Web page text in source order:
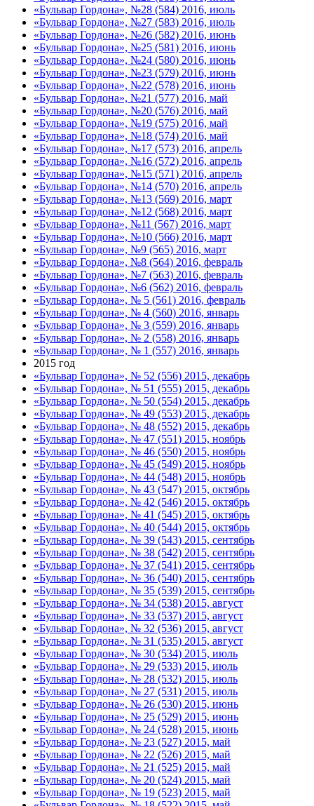
«Бульвар Гордона», №28 (584) 2016, июль
«Бульвар Гордона», №27 (583) 2016, июль
«Бульвар Гордона», №26 (582) 2016, июнь
«Бульвар Гордона», №25 (581) 2016, июнь
«Бульвар Гордона», №24 (580) 2016, июнь
«Бульвар Гордона», №23 (579) 2016, июнь
«Бульвар Гордона», №22 (578) 2016, июнь
«Бульвар Гордона», №21 (577) 2016, май
«Бульвар Гордона», №20 (576) 2016, май
«Бульвар Гордона», №19 (575) 2016, май
«Бульвар Гордона», №18 (574) 2016, май
«Бульвар Гордона», №17 (573) 2016, апрель
«Бульвар Гордона», №16 (572) 2016, апрель
«Бульвар Гордона», №15 (571) 2016, апрель
«Бульвар Гордона», №14 (570) 2016, апрель
«Бульвар Гордона», №13 (569) 2016, март
«Бульвар Гордона», №12 (568) 2016, март
«Бульвар Гордона», №11 (567) 2016, март
«Бульвар Гордона», №10 (566) 2016, март
«Бульвар Гордона», №9 (565) 2016, март
«Бульвар Гордона», №8 (564) 2016, февраль
«Бульвар Гордона», №7 (563) 2016, февраль
«Бульвар Гордона», №6 (562) 2016, февраль
«Бульвар Гордона», № 5 (561) 2016, февраль
«Бульвар Гордона», № 4 (560) 2016, январь
«Бульвар Гордона», № 3 (559) 2016, январь
«Бульвар Гордона», № 2 (558) 2016, январь
«Бульвар Гордона», № 1 (557) 2016, январь
2015 год
«Бульвар Гордона», № 52 (556) 2015, декабрь
«Бульвар Гордона», № 51 (555) 2015, декабрь
«Бульвар Гордона», № 50 (554) 2015, декабрь
«Бульвар Гордона», № 49 (553) 2015, декабрь
«Бульвар Гордона», № 48 (552) 2015, декабрь
«Бульвар Гордона», № 47 (551) 2015, ноябрь
«Бульвар Гордона», № 46 (550) 2015, ноябрь
«Бульвар Гордона», № 45 (549) 2015, ноябрь
«Бульвар Гордона», № 44 (548) 2015, ноябрь
«Бульвар Гордона», № 43 (547) 2015, октябрь
«Бульвар Гордона», № 42 (546) 2015, октябрь
«Бульвар Гордона», № 41 (545) 2015, октябрь
«Бульвар Гордона», № 40 (544) 2015, октябрь
«Бульвар Гордона», № 39 (543) 2015, сентябрь
«Бульвар Гордона», № 38 (542) 2015, сентябрь
«Бульвар Гордона», № 37 (541) 2015, сентябрь
«Бульвар Гордона», № 36 (540) 2015, сентябрь
«Бульвар Гордона», № 35 (539) 2015, сентябрь
«Бульвар Гордона», № 34 (538) 2015, август
«Бульвар Гордона», № 33 (537) 2015, август
«Бульвар Гордона», № 32 (536) 2015, август
«Бульвар Гордона», № 31 (535) 2015, август
«Бульвар Гордона», № 30 (534) 2015, июль
«Бульвар Гордона», № 29 (533) 2015, июль
«Бульвар Гордона», № 28 (532) 2015, июль
«Бульвар Гордона», № 27 (531) 2015, июль
«Бульвар Гордона», № 26 (530) 2015, июнь
«Бульвар Гордона», № 25 (529) 2015, июнь
«Бульвар Гордона», № 24 (528) 2015, июнь
«Бульвар Гордона», № 23 (527) 2015, май
«Бульвар Гордона», № 22 (526) 2015, май
«Бульвар Гордона», № 21 (525) 2015, май
«Бульвар Гордона», № 20 (524) 2015, май
«Бульвар Гордона», № 19 (523) 2015, май